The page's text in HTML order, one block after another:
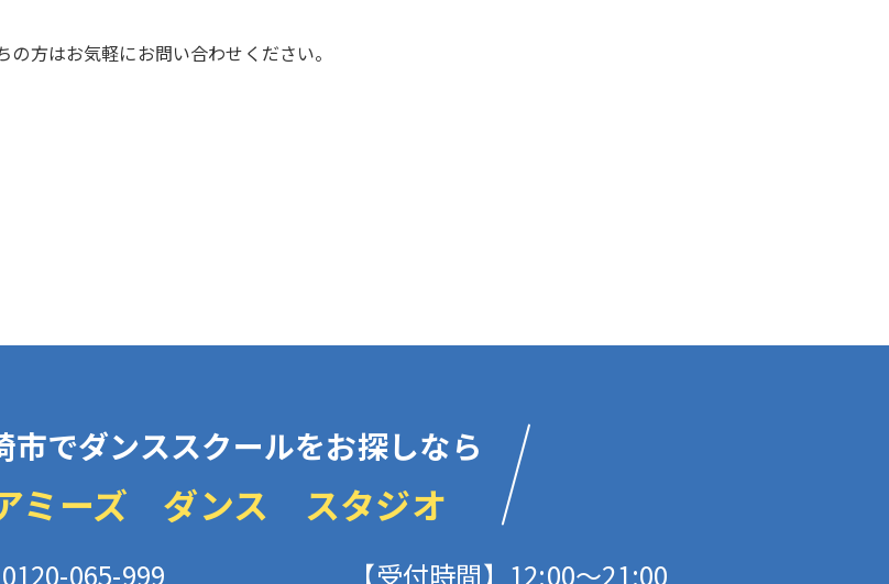
方はお気軽にお問い合わせください。
市でダンススクールをお探しなら
ミーズ ダンス スタジオ
0120-065-999 【受付時間】12:00〜21:00